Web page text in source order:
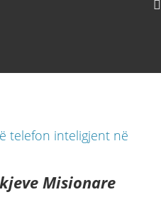
Misionare